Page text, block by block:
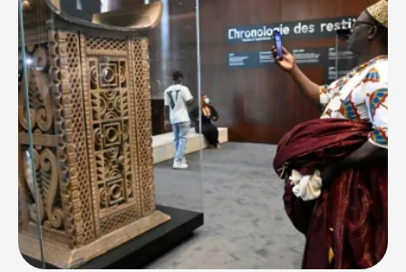
nouvelle fenêtre) LinkedIn J’aime ça :J’aime
chargement…